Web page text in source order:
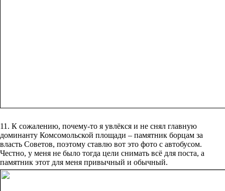
11. К сожалению, почему-то я увлёкся и не снял главную
доминанту Комсомольской площади – памятник борцам за
власть Советов, поэтому ставлю вот это фото с автобусом.
Честно, у меня не было тогда цели снимать всё для поста, а
памятник этот для меня привычный и обычный.